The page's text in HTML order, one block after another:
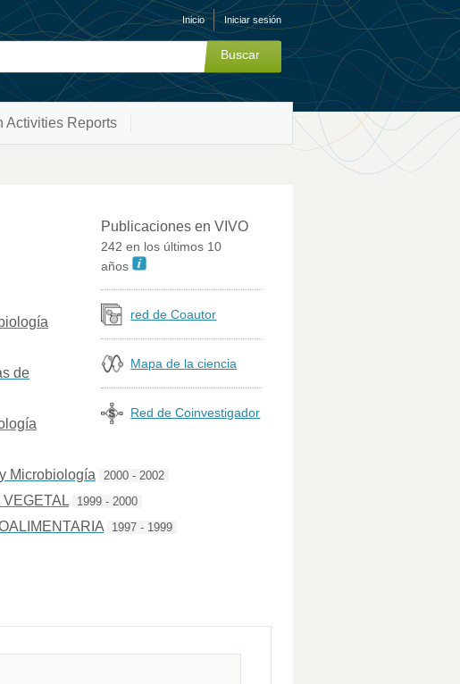
Inicio Iniciar sesión
Activities Reports
Publicaciones en VIVO
242 en los últimos 10
años
red de Coautor
Mapa de la ciencia
Red de Coinvestigador
de
Microbiología 2000 - 2002
VEGETAL 1999 - 2000
1997 - 1999